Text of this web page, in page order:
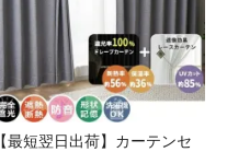
【最短翌日出荷】カーテンセ